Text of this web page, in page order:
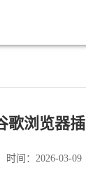
歌浏览器
时间：2026-03-09